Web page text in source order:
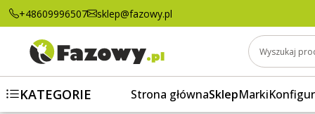
+48609996507 sklep@fazowy.pl
Wyszukaj
KATEGORIE Strona głównaSklepMarki
EVIT CT-DTL50-AL Sufitowa oprawa